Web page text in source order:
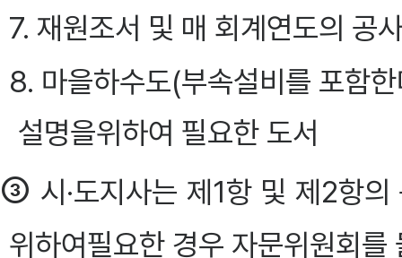
7. 재원조서 및 매 회계연도의 공
8. 마을하수도(부속설비를 포함
설명을위하여 필요한 도서
③ 시·도지사는 제1항 및 제2항
위하여필요한 경우 자문위원회